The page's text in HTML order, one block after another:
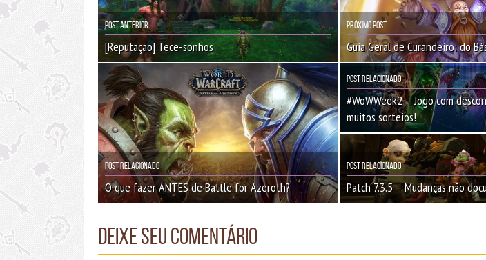
Post Anterior
[Reputação] Tece-sonhos
Próximo Post
Guia Geral de Curandeiro: do
Post Relacionado
O que fazer ANTES de Battle for Azeroth?
Post Relacionado
#WoWWeek2 – Jogo com
muitos sorteios!
Post Relacionado
Patch 7.3.5 – Mudanças não
Deixe seu comentário